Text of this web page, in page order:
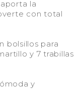
la
con total
bolsillos para
y 7 trabillas
y